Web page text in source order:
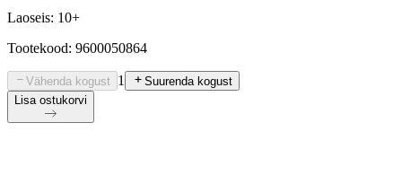
Laoseis: 10+
Tootekood: 9600050864
Vähenda kogust 1
Suurenda kogust
Lisa ostukorvi